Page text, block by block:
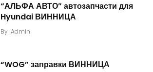
“АЛЬФА АВТО” автозапчасти для
Hyundai ВИННИЦА
By Admin
“WOG” заправки ВИННИЦА